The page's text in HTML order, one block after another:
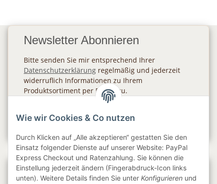
Newsletter Abonnieren
Bitte senden Sie mir entsprechend Ihrer
Datenschutzerklärung regelmäßig und jederzeit
widerruflich Informationen zu Ihrem
Produktsortiment per E-Mail zu.
Gesetzliche Informationen
Wie wir Cookies & Co nutzen
Durch Klicken auf „Alle akzeptieren“ gestatten Sie den
Einsatz folgender Dienste auf unserer Website: PayPal
Express Checkout und Ratenzahlung. Sie können die
Einstellung jederzeit ändern (Fingerabdruck-Icon links
unten). Weitere Details finden Sie unter Konfigurieren und